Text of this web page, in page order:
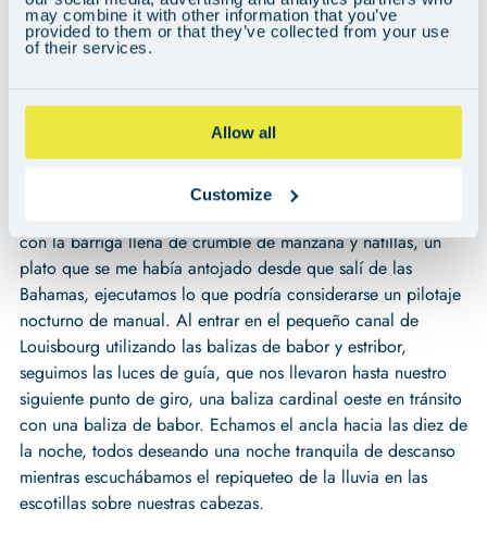
may combine it with other information that you’ve
provided to them or that they’ve collected from your use
of their services.
Allow all
Customize
consiguiente, el estado del mar. Cuando el viento amainó,
descargamos una previsión actualizada y cambiamos los
planes para que la tripulación pudiera descansar bien por la
noche y aprovechar al máximo los vientos que se
avecinaban. Alterando el rumbo hacia Louisbourg, en el
extremo noreste de Nueva Escocia, debíamos llegar esa
misma tarde. Cuando el sol empezó a ponerse, el cielo se
transformó en una ráfaga de tonos rosados, con las marcas
con la barriga llena de crumble de manzana y natillas, un
plato que se me había antojado desde que salí de las
Bahamas, ejecutamos lo que podría considerarse un pilotaje
nocturno de manual. Al entrar en el pequeño canal de
Louisbourg utilizando las balizas de babor y estribor,
seguimos las luces de guía, que nos llevaron hasta nuestro
siguiente punto de giro, una baliza cardinal oeste en tránsito
con una baliza de babor. Echamos el ancla hacia las diez de
la noche, todos deseando una noche tranquila de descanso
mientras escuchábamos el repiqueteo de la lluvia en las
escotillas sobre nuestras cabezas.